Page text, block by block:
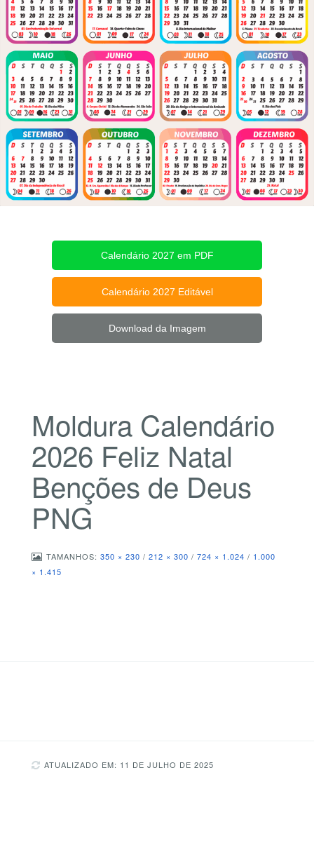
Calendário 2027 em PDF
Calendário 2027 Editável
Download da Imagem
Moldura Calendário
2026 Feliz Natal
Benções de Deus
PNG
TAMANHOS: 350 × 230 / 212 × 300 / 724 × 1.024 / 1.000
× 1.415
ATUALIZADO EM: 11 DE JULHO DE 2025